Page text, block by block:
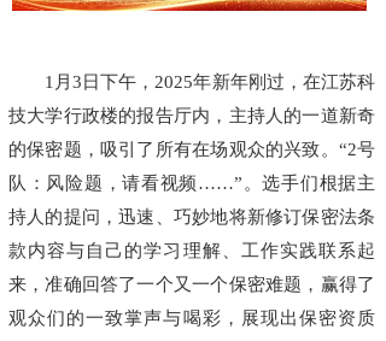
1月3日下午，2025年新年刚过，在江苏科
技大学行政楼的报告厅内，主持人的一道新奇
的保密题，吸引了所有在场观众的兴致。“2号
队：风险题，请看视频……”。选手们根据主
持人的提问，迅速、巧妙地将新修订保密法条
款内容与自己的学习理解、工作实践联系起
来，准确回答了一个又一个保密难题，赢得了
观众们的一致掌声与喝彩，展现出保密资质